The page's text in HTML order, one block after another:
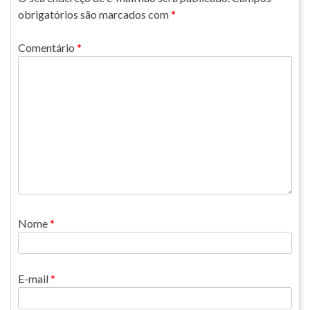
obrigatórios são marcados com*
Comentário *
Nome*
E-mail*